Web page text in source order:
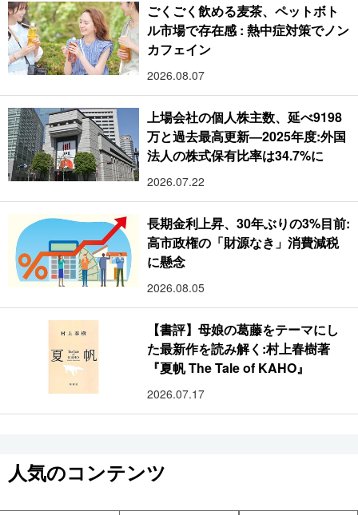
ごくごく飲める麦茶、ペットボト
ル市場で存在感 : 熱中症対策でノン
カフェイン
2026.08.07
上場会社の個人株主数、延べ9198
万と過去最高更新―2025年度:外国
法人の株式保有比率は34.7%に
2026.07.22
長期金利上昇、30年ぶりの3%目前:
高市政権の「財源なき」消費減税
に懸念
2026.08.05
【書評】母娘の葛藤をテーマにし
た最新作を読み解く:村上春樹著
『夏帆 The Tale of KAHO』
2026.07.17
人気のコンテンツ